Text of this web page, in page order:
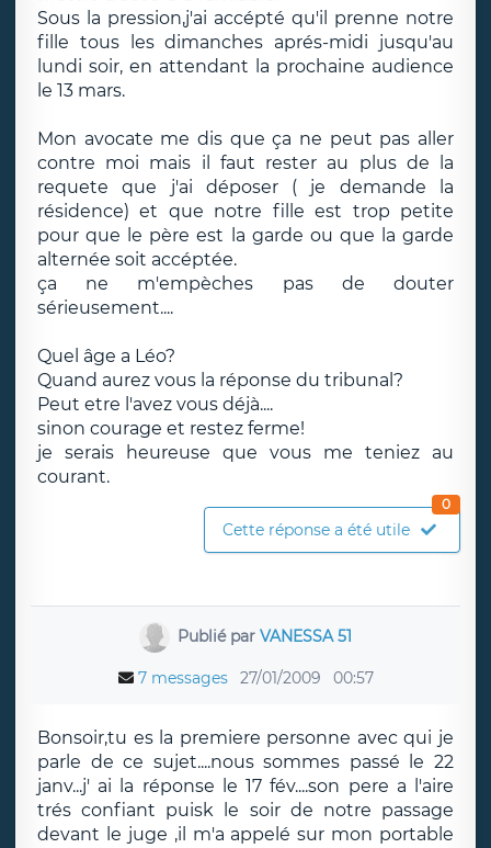
Sous la pression,j'ai accépté qu'il prenne notre
fille tous les dimanches aprés-midi jusqu'au
lundi soir, en attendant la prochaine audience
le 13 mars.
Mon avocate me dis que ça ne peut pas aller
contre moi mais il faut rester au plus de la
requete que j'ai déposer ( je demande la
résidence) et que notre fille est trop petite
pour que le père est la garde ou que la garde
alternée soit accéptée.
ça ne m'empèches pas de douter
sérieusement....
Quel âge a Léo?
Quand aurez vous la réponse du tribunal?
Peut etre l'avez vous déjà....
sinon courage et restez ferme!
je serais heureuse que vous me teniez au
courant.
Cette réponse a été utile
0
Publié parVANESSA 51
7 messages 27/01/2009 00:57
Bonsoir,tu es la premiere personne avec qui je
parle de ce sujet....nous sommes passé le 22
janv...j' ai la réponse le 17 fév....son pere a l'aire
trés confiant puisk le soir de notre passage
devant le juge ,il m'a appelé sur mon portable